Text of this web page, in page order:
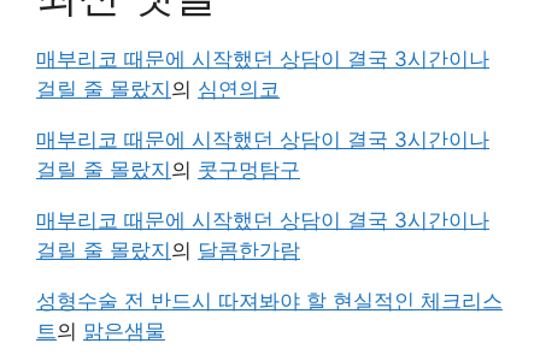
매부리코 때문에 시작했던 상담이 결국 3시간이나
걸릴 줄 몰랐지 의 심연의코
매부리코 때문에 시작했던 상담이 결국 3시간이나
걸릴 줄 몰랐지 의 콧구멍탐구
매부리코 때문에 시작했던 상담이 결국 3시간이나
걸릴 줄 몰랐지 의 달콤한가람
성형수술 전 반드시 따져봐야 할 현실적인 체크리스
트의 맑은샘물